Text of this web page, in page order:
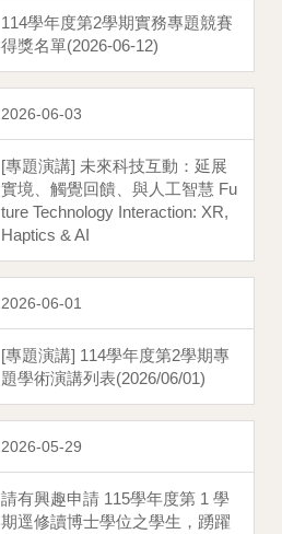
114學年度第2學期實務專題競賽
得獎名單(2026-06-12)
2026-06-03
[專題演講] 未來科技互動：延展
實境、觸覺回饋、與人工智慧 Fu
ture Technology Interaction: XR,
Haptics & AI
2026-06-01
[專題演講] 114學年度第2學期專
題學術演講列表(2026/06/01)
2026-05-29
請有興趣申請 115學年度第 1 學
期逕修讀博⼠學位之學⽣，踴躍